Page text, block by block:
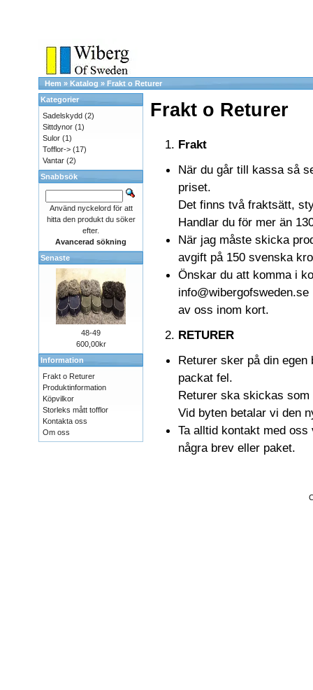
Hem » Katalog » Frakt o Returer
Frakt o Returer
Frakt
När du går till kassa så
priset.
Det finns två fraktsätt,
Handlar du för mer än
När jag måste skicka
avgift på 150 svenska
Önskar du att komma i
av oss inom kort.
RETURER
Returer sker på din
packat fel.
Returer ska skickas
Vid byten betalar vi den
Ta alltid kontakt med
några brev eller paket.
Kategorier
Sadelskydd (2)
Sittdynor (1)
Sulor (1)
Tofflor-> (17)
Vantar (2)
Snabbsök
Använd nyckelord för att
hitta den produkt du söker
efter.
Avancerad sökning
Senaste
48-49
600,00kr
Information
Frakt o Returer
Produktinformation
Köpvilkor
Storleks mått tofflor
Kontakta oss
Om oss